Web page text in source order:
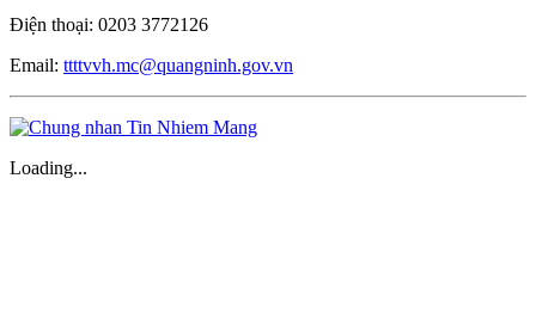
Điện thoại: 0203 3772126
Email: ttttvvh.mc@quangninh.gov.vn
Loading...